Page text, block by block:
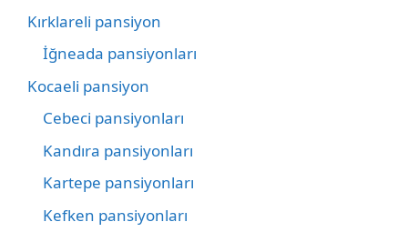
Kırklareli pansiyon
İğneada pansiyonları
Kocaeli pansiyon
Cebeci pansiyonları
Kandıra pansiyonları
Kartepe pansiyonları
Kefken pansiyonları